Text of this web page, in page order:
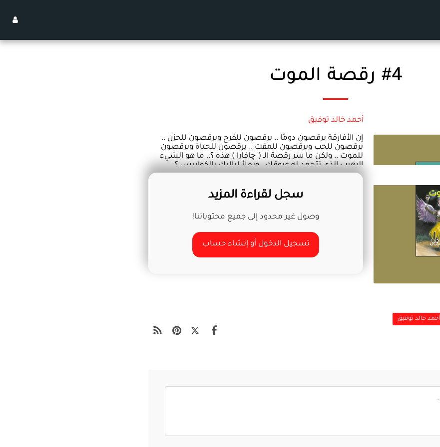
#4 رقصة الموت
أحمد خالد توفيق
إن الأفارقة يرقصون دومًا .. يرقصون للفرح ويرقصون للحزن ..
يرقصون للحب ويرقصون للمقت .. يرقصون للحياة ويرقصون
للموت .. ولكن ما سر رقصة الـ ( چافارا ) هذه ؟.. ما هو الشيء
الرهيب الذي تتجمد له عروقك ، ويملأ لياليك بالكوابيس ؟
سجل لقراءة المزيد
وصول غير محدود إلى جميع محتوياتنا!
تسجيل الدخول أو إنشاء حساب
أحمد خالد توفيق